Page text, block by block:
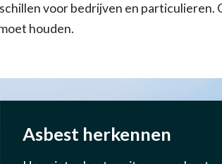
voor bedrijven en particulieren.
houden.
Asbest herkennen